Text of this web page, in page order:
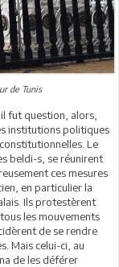
de Tunis
fut question, alors,
institutions politiques
Le
beldi-s, se réunirent
ces mesures
en particulier la
Ils protestèrent
les mouvements
de se rendre
Mais celui-ci, au
de les déférer